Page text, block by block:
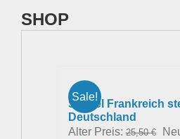
SHOP
Sale!
So viel Frankreich
Deutschland
Alter Preis: 25,50€